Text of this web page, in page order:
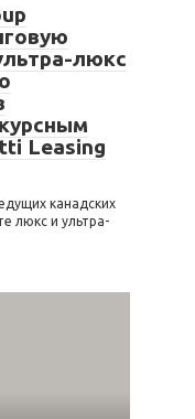
люкс
Leasing
канадских
люкс и ультра-